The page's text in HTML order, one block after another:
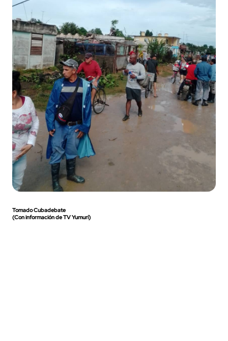
Tomado Cubadebate
(Con información de TV Yumurí)